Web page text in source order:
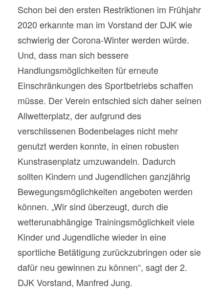
Schon bei den ersten Restriktionen im Frühjahr
2020 erkannte man im Vorstand der DJK wie
schwierig der Corona-Winter werden würde.
Und, dass man sich bessere
Handlungsmöglichkeiten für erneute
Einschränkungen des Sportbetriebs schaffen
müsse. Der Verein entschied sich daher seinen
Allwetterplatz, der aufgrund des
verschlissenen Bodenbelages nicht mehr
genutzt werden konnte, in einen robusten
Kunstrasenplatz umzuwandeln. Dadurch
sollten Kindern und Jugendlichen ganzjährig
Bewegungsmöglichkeiten angeboten werden
können. „Wir sind überzeugt, durch die
wetterunabhängige Trainingsmöglichkeit viele
Kinder und Jugendliche wieder in eine
sportliche Betätigung zurückzubringen oder sie
dafür neu gewinnen zu können“, sagt der 2.
DJK Vorstand, Manfred Jung.